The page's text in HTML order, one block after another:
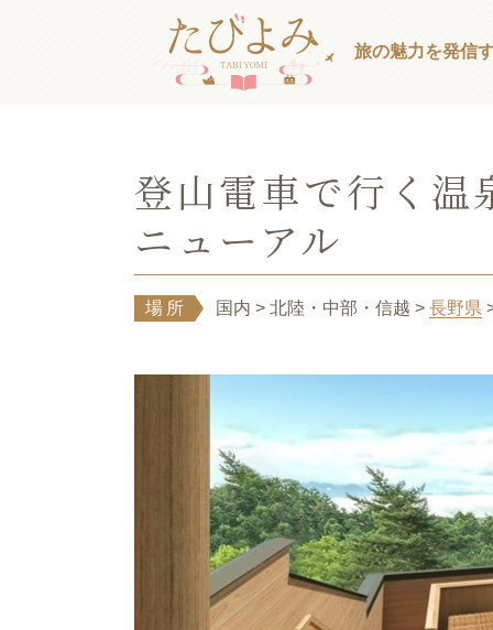
旅の魅力を発信
登山電車で行く温
ニューアル
場所 国内 > 北陸・中部・信越 >長野県